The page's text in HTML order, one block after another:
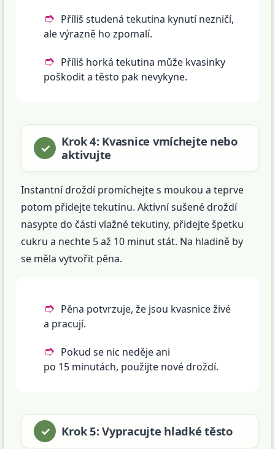
Příliš studená tekutina kynutí nezničí,
ale výrazně ho zpomalí.
Příliš horká tekutina může kvasinky
poškodit a těsto pak nevykyne.
Krok 4: Kvasnice vmíchejte nebo
aktivujte
Instantní droždí promíchejte s moukou a teprve
potom přidejte tekutinu. Aktivní sušené droždí
nasypte do části vlažné tekutiny, přidejte špetku
cukru a nechte 5 až 10 minut stát. Na hladině by
se měla vytvořit pěna.
Pěna potvrzuje, že jsou kvasnice živé
a pracují.
Pokud se nic neděje ani
po 15 minutách, použijte nové droždí.
Krok 5: Vypracujte hladké těsto